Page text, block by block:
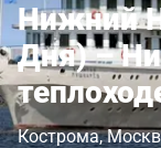
Нижний
Дня) –
Кострома